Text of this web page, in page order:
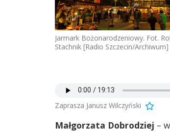
Jarmark Bożonarodzeniowy. Fot.
Stachnik [Radio Szczecin/Archiwum]
Zaprasza Janusz Wilczyński
Małgorzata Dobrodziej –